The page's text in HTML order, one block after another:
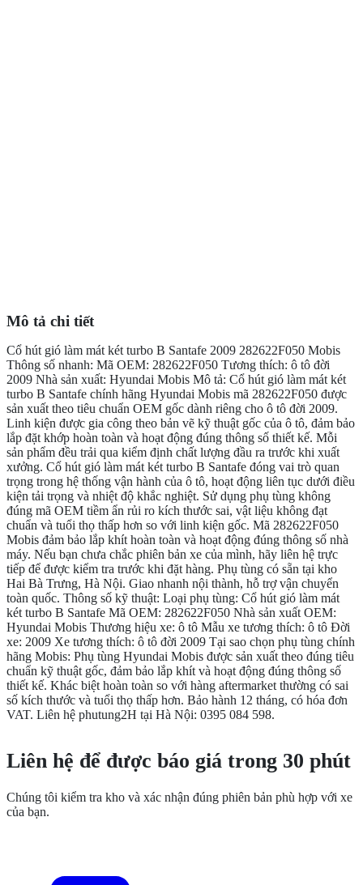
Mô tả chi tiết
Cổ hút gió làm mát két turbo B Santafe 2009 282622F050 Mobis
Thông số nhanh: Mã OEM: 282622F050 Tương thích: ô tô đời
2009 Nhà sản xuất: Hyundai Mobis Mô tả: Cổ hút gió làm mát két
turbo B Santafe chính hãng Hyundai Mobis mã 282622F050 được
sản xuất theo tiêu chuẩn OEM gốc dành riêng cho ô tô đời 2009.
Linh kiện được gia công theo bản vẽ kỹ thuật gốc của ô tô, đảm bảo
lắp đặt khớp hoàn toàn và hoạt động đúng thông số thiết kế. Mỗi
sản phẩm đều trải qua kiểm định chất lượng đầu ra trước khi xuất
xưởng. Cổ hút gió làm mát két turbo B Santafe đóng vai trò quan
trọng trong hệ thống vận hành của ô tô, hoạt động liên tục dưới điều
kiện tải trọng và nhiệt độ khắc nghiệt. Sử dụng phụ tùng không
đúng mã OEM tiềm ẩn rủi ro kích thước sai, vật liệu không đạt
chuẩn và tuổi thọ thấp hơn so với linh kiện gốc. Mã 282622F050
Mobis đảm bảo lắp khít hoàn toàn và hoạt động đúng thông số nhà
máy. Nếu bạn chưa chắc phiên bản xe của mình, hãy liên hệ trực
tiếp để được kiểm tra trước khi đặt hàng. Phụ tùng có sẵn tại kho
Hai Bà Trưng, Hà Nội. Giao nhanh nội thành, hỗ trợ vận chuyển
toàn quốc. Thông số kỹ thuật: Loại phụ tùng: Cổ hút gió làm mát
két turbo B Santafe Mã OEM: 282622F050 Nhà sản xuất OEM:
Hyundai Mobis Thương hiệu xe: ô tô Mẫu xe tương thích: ô tô Đời
xe: 2009 Xe tương thích: ô tô đời 2009 Tại sao chọn phụ tùng chính
hãng Mobis: Phụ tùng Hyundai Mobis được sản xuất theo đúng tiêu
chuẩn kỹ thuật gốc, đảm bảo lắp khít và hoạt động đúng thông số
thiết kế. Khác biệt hoàn toàn so với hàng aftermarket thường có sai
số kích thước và tuổi thọ thấp hơn. Bảo hành 12 tháng, có hóa đơn
VAT. Liên hệ phutung2H tại Hà Nội: 0395 084 598.
Liên hệ để được báo giá trong 30 phút
Chúng tôi kiểm tra kho và xác nhận đúng phiên bản phù hợp với xe
của bạn.